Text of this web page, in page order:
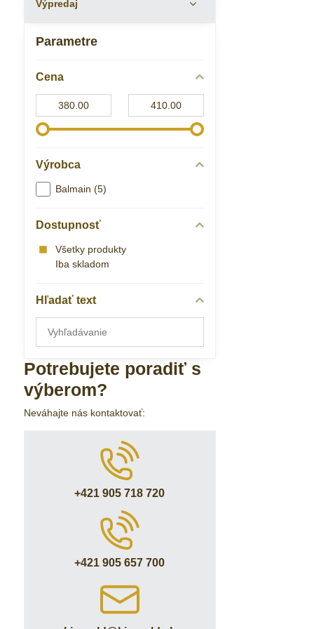
Parametre
Cena
Výrobca
Balmain (5)
Dostupnosť
Všetky produkty
Iba skladom
Hľadať text
výsledky
fulltextom
Potrebujete poradiť s
výberom?
Neváhajte nás kontaktovať:
+421 905 718 720
+421 905 657 700
Výpredaj